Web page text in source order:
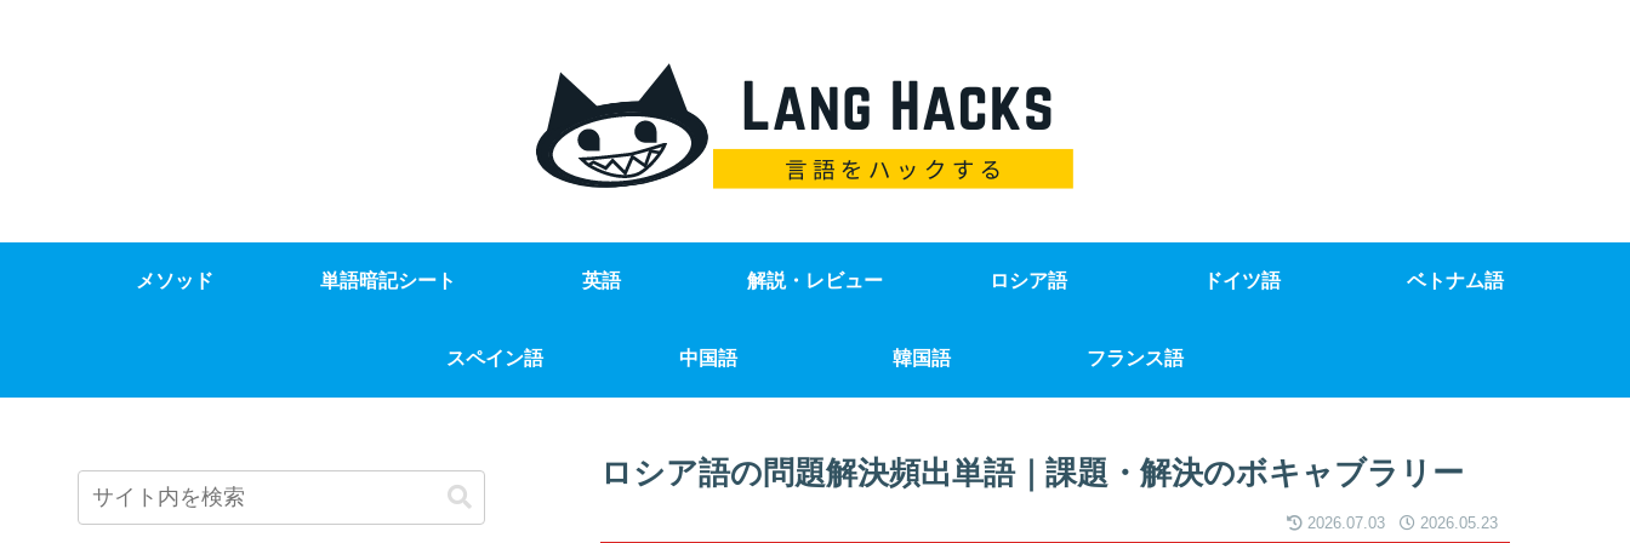
メソッド 単語暗記シート 英語 解説・レビュー ロシア語 ドイツ語 ベトナム語
スペイン語 中国語 韓国語 フランス語
ロシア語の問題解決頻出単語｜課題・解決のボキャブラリー
2026.07.03 2026.05.23